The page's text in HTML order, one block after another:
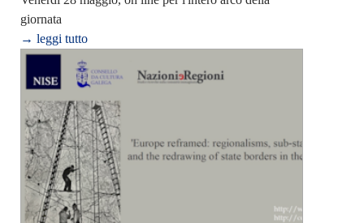
giornata
→ leggi tutto